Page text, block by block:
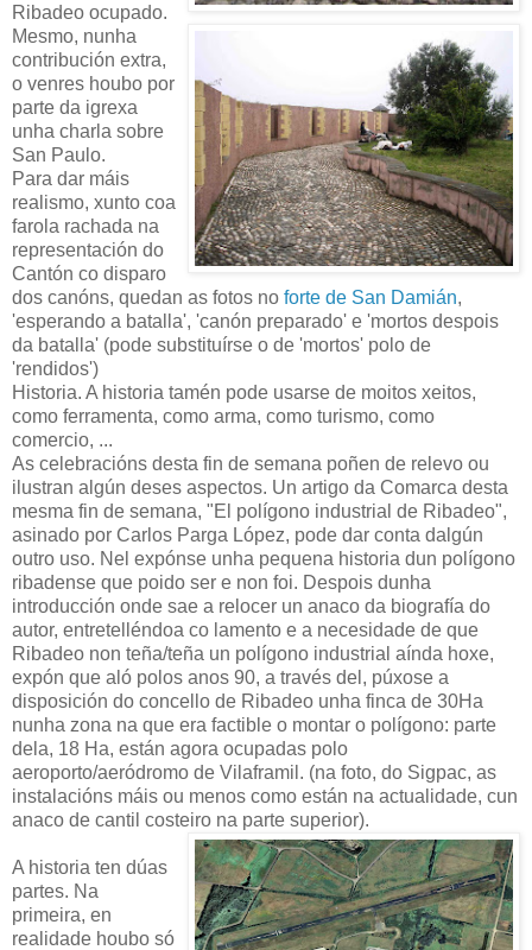
Ribadeo ocupado.
Mesmo, nunha
contribución extra,
o venres houbo por
parte da igrexa
unha charla sobre
San Paulo.
Para dar máis
realismo, xunto coa
farola rachada na
representación do
Cantón co disparo
dos canóns, quedan as fotos no forte de San Damián,
'esperando a batalla', 'canón preparado' e 'mortos despois
da batalla' (pode substituírse o de 'mortos' polo de
'rendidos')
Historia. A historia tamén pode usarse de moitos xeitos,
como ferramenta, como arma, como turismo, como
comercio, ...
As celebracións desta fin de semana poñen de relevo ou
ilustran algún deses aspectos. Un artigo da Comarca desta
mesma fin de semana, "El polígono industrial de Ribadeo",
asinado por Carlos Parga López, pode dar conta dalgún
outro uso. Nel expónse unha pequena historia dun polígono
ribadense que poido ser e non foi. Despois dunha
introducción onde sae a relocer un anaco da biografía do
autor, entretelléndoa co lamento e a necesidade de que
Ribadeo non teña/teña un polígono industrial aínda hoxe,
expón que aló polos anos 90, a través del, púxose a
disposición do concello de Ribadeo unha finca de 30Ha
nunha zona na que era factible o montar o polígono: parte
dela, 18 Ha, están agora ocupadas polo
aeroporto/aeródromo de Vilaframil. (na foto, do Sigpac, as
instalacións máis ou menos como están na actualidade, cun
anaco de cantil costeiro na parte superior).
A historia ten dúas
partes. Na
primeira, en
realidade houbo só